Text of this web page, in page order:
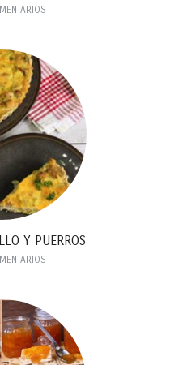
Y PUERROS